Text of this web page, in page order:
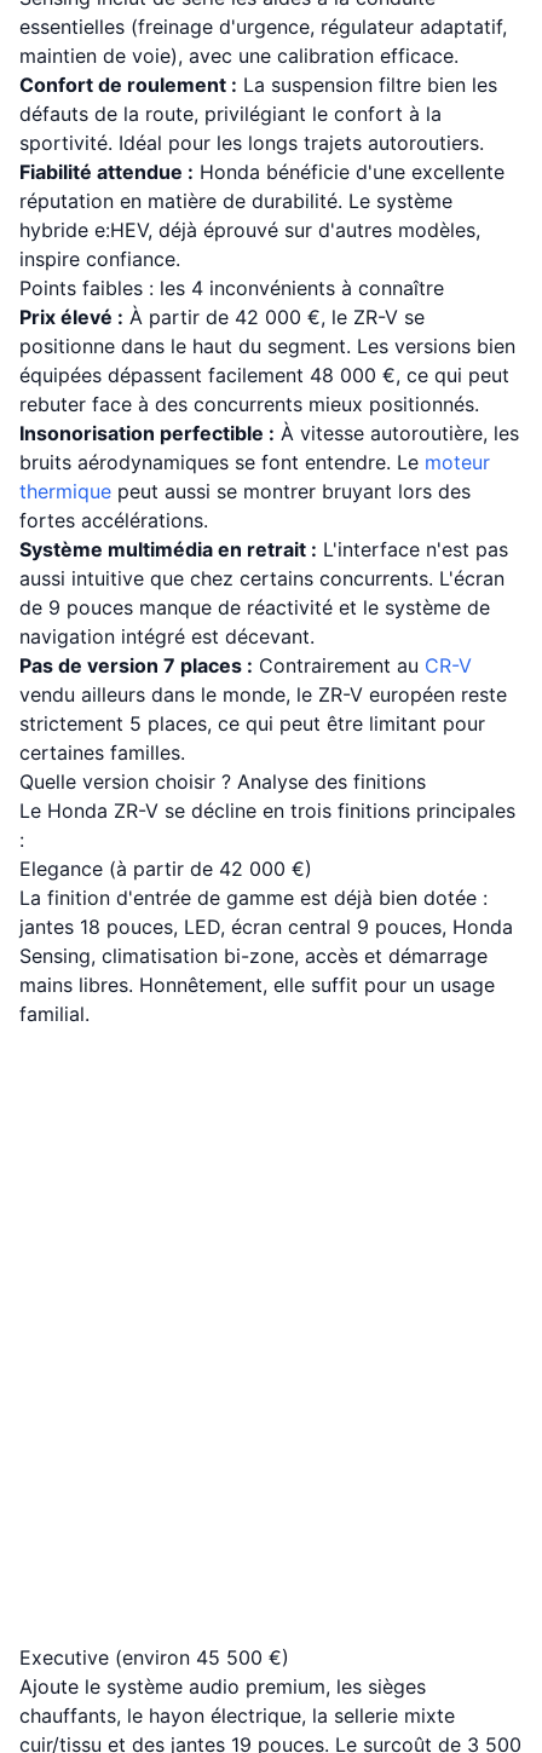
essentielles (freinage d'urgence, régulateur adaptatif,
maintien de voie), avec une calibration efficace.
Confort de roulement : La suspension filtre bien les
défauts de la route, privilégiant le confort à la
sportivité. Idéal pour les longs trajets autoroutiers.
Fiabilité attendue : Honda bénéficie d'une excellente
réputation en matière de durabilité. Le système
hybride e:HEV, déjà éprouvé sur d'autres modèles,
inspire confiance.
Points faibles : les 4 inconvénients à connaître
Prix élevé : À partir de 42 000 €, le ZR-V se
positionne dans le haut du segment. Les versions bien
équipées dépassent facilement 48 000 €, ce qui peut
rebuter face à des concurrents mieux positionnés.
Insonorisation perfectible : À vitesse autoroutière, les
bruits aérodynamiques se font entendre. Le moteur
thermique peut aussi se montrer bruyant lors des
fortes accélérations.
Système multimédia en retrait : L'interface n'est pas
aussi intuitive que chez certains concurrents. L'écran
de 9 pouces manque de réactivité et le système de
navigation intégré est décevant.
Pas de version 7 places : Contrairement au CR-V
vendu ailleurs dans le monde, le ZR-V européen reste
strictement 5 places, ce qui peut être limitant pour
certaines familles.
Quelle version choisir ? Analyse des finitions
Le Honda ZR-V se décline en trois finitions principales
:
Elegance (à partir de 42 000 €)
La finition d'entrée de gamme est déjà bien dotée :
jantes 18 pouces, LED, écran central 9 pouces, Honda
Sensing, climatisation bi-zone, accès et démarrage
mains libres. Honnêtement, elle suffit pour un usage
familial.
Executive (environ 45 500 €)
Ajoute le système audio premium, les sièges
chauffants, le hayon électrique, la sellerie mixte
cuir/tissu et des jantes 19 pouces. Le surcoût de 3 500